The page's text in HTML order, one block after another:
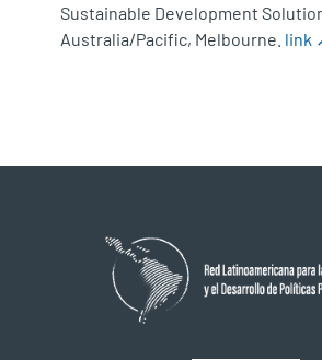
Sustainable Development
Australia/Pacific, Melbourne. link